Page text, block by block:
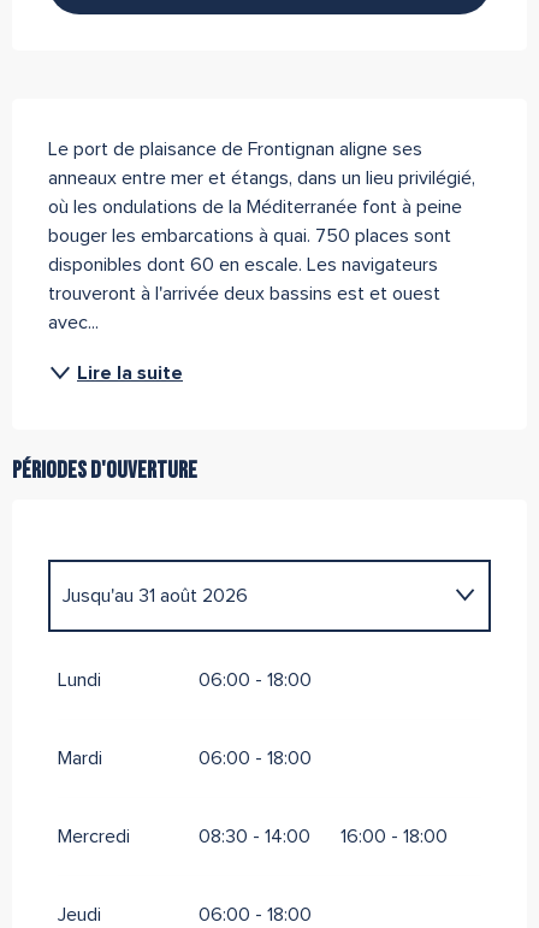
Description
Le port de plaisance de Frontignan aligne ses
anneaux entre mer et étangs, dans un lieu privilégié,
où les ondulations de la Méditerranée font à peine
bouger les embarcations à quai. 750 places sont
disponibles dont 60 en escale. Les navigateurs
trouveront à l'arrivée deux bassins est et ouest
avec...
Lire la suite
Périodes d'ouverture
Jusqu'au 31 août 2026
Lundi 06:00 - 18:00
Mardi 06:00 - 18:00
Mercredi 08:30 - 14:00 16:00 - 18:00
Jeudi 06:00 - 18:00